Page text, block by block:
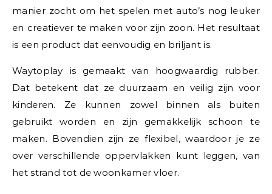
manier zocht om het spelen met auto’s nog leuker
en creatiever te maken voor zijn zoon. Het resultaat
is een product dat eenvoudig en briljant is.
Waytoplay is gemaakt van hoogwaardig rubber.
Dat betekent dat ze duurzaam en veilig zijn voor
kinderen. Ze kunnen zowel binnen als buiten
gebruikt worden en zijn gemakkelijk schoon te
maken. Bovendien zijn ze flexibel, waardoor je ze
over verschillende oppervlakken kunt leggen, van
het strand tot de woonkamer vloer.